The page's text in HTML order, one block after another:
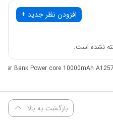
این پاوربانک با وزن 220 گرم، طراحی باریک، و نشانگر LED درصدی، برای
را از این پاوربانک ببرید.
شگفت‌زده شوید؟ بیایید نگاهی دقیق
بی‌نقص آن را کشف کنیم!
افزودن نظر جدید +
نشده است.
بازگشت به بالا